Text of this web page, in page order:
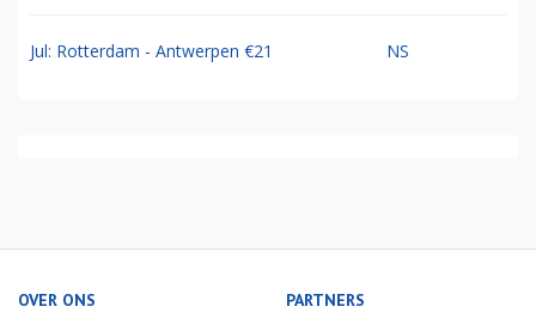
Jul: Rotterdam - Antwerpen €21 NS
OVER ONS PARTNERS